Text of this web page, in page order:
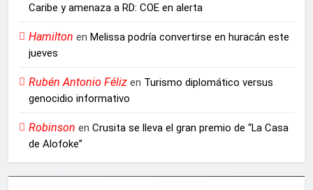
Caribe y amenaza a RD: COE en alerta
Hamilton en Melissa podría convertirse en huracán este
jueves
Rubén Antonio Féliz en Turismo diplomático versus
genocidio informativo
Robinson en Crusita se lleva el gran premio de “La Casa
de Alofoke”